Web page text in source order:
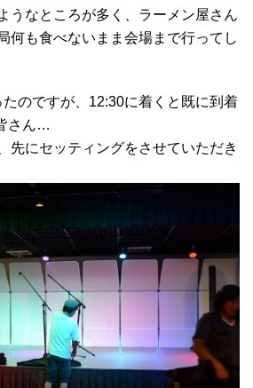
うなところが多く、ラーメン屋さん
何も食べないまま会場まで行ってし
のですが、12:30に着くと既に到着
さん…
先にセッティングをさせていただき